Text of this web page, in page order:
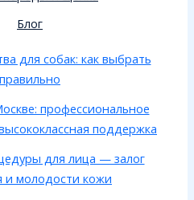
Блог
для собак: как выбрать
правильно
профессиональное
поддержка
для лица — залог
и молодости кожи